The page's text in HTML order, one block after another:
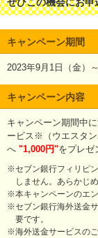
ぜひこの機会にお申
キャンペーン期間
2023年9月1日（金）
キャンペーン内容
キャンペーン期間中
ービス※（ウエスタ
へ "1,000円"をプレゼ
※セブン銀行フィリピ
しません。あらかじ
※本キャンペーンのエン
※セブン銀行海外送金
要です。
※海外送金サービスの